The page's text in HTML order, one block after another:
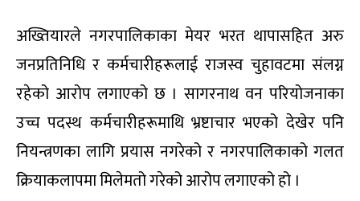
अख्तियारले नगरपालिकाका मेयर भरत थापासहित अरु
जनप्रतिनिधि र कर्मचारीहरूलाई राजस्व चुहावटमा संलग्न
रहेको आरोप लगाएको छ । सागरनाथ वन परियोजनाका
उच्च पदस्थ कर्मचारीहरूमाथि भ्रष्टाचार भएको देखेर पनि
नियन्त्रणका लागि प्रयास नगरेको र नगरपालिकाको गलत
क्रियाकलापमा मिलेमतो गरेको आरोप लगाएको हो ।